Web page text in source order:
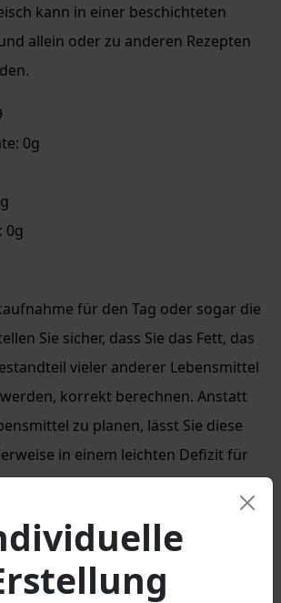
kann in einer beschichteten
allein oder zu anderen Rezepten
0g
0g
für den Tag oder sogar die
Sie sicher, dass Sie das Fett, das
vieler anderer Lebensmittel
werden, korrekt berechnen. Anstatt
zu planen, lässt Sie diese
in einem leichten Defizit für
einfachen und oft fertigen
die Fette, die Sie zum Kochen